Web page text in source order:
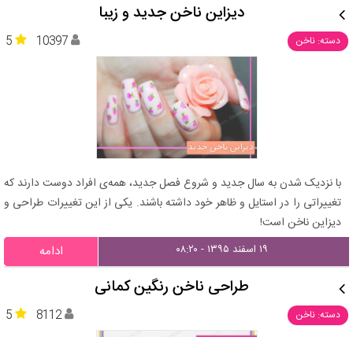
دیزاین ناخن جدید و زیبا
دسته: ناخن 5 10397
با نزدیک شدن به سال جدید و شروع فصل جدید، همه‌ی افراد دوست دارند که
تغییراتی را در استایل و ظاهر خود داشته باشند. یکی از این تغییرات طراحی و
دیزاین ناخن است!
۱۹ اسفند ۱۳۹۵ - ۰۸:۲۰ ادامه
طراحی ناخن رنگین کمانی
دسته: ناخن 5 8112